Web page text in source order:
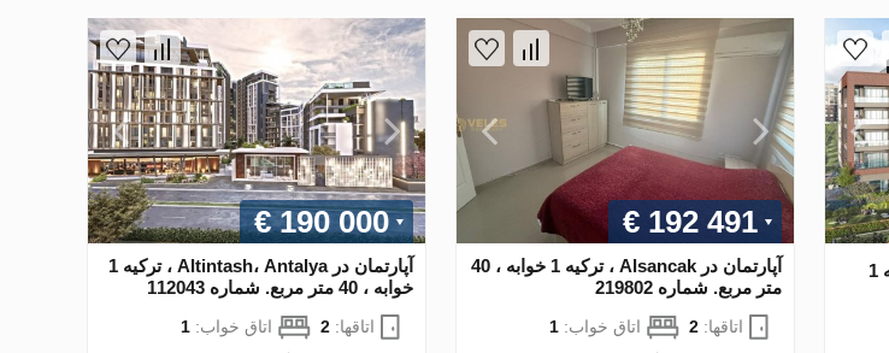
آپارتمان در Istanbul ، ترکیه 1
€ 192 491
آپارتمان در Alsancak ، ترکیه 1 خوابه ، 40
متر مربع. شماره 219802
اتاقها: 2 اتاق خواب: 1
€ 190 000
آپارتمان در Altintash، Antalya ، ترکیه 1
خوابه ، 40 متر مربع. شماره 112043
اتاقها: 2 اتاق خواب: 1